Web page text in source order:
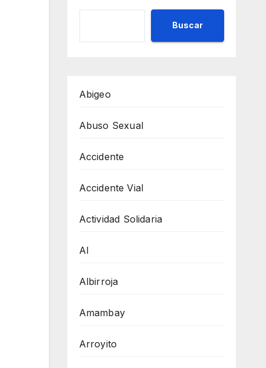
Buscar
Abigeo
Abuso Sexual
Accidente
Accidente Vial
Actividad Solidaria
AI
Albirroja
Amambay
Arroyito